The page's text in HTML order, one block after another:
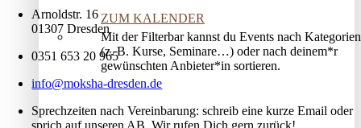
ZUM KALENDER
Mit der Filterbar kannst du Events nach Kategorien
(z. B. Kurse, Seminare…) oder nach deinem*r
gewünschten Anbieter*in sortieren.
Arnoldstr. 16
01307 Dresden
0351 653 20 965
info@moksha-dresden.de
Sprechzeiten nach Vereinbarung: schreib eine kurze Email oder